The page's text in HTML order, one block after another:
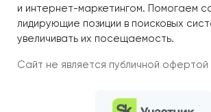
и интернет-маркетингом. Помогаем
лидирующие позиции в поисковых
увеличивать их посещаемость.
Сайт не является публичной офертой